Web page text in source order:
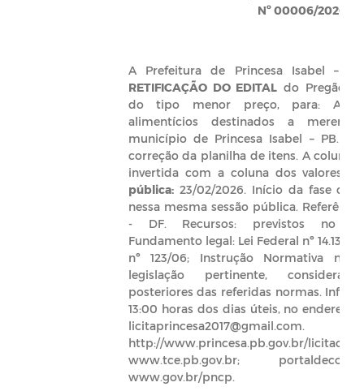
Nº 00006/2026
A Prefeitura de Princesa Isabel –
RETIFICAÇÃO DO EDITAL do Pregão
do tipo menor preço, para:
alimentícios destinados a
município de Princesa Isabel – PB.
correção da planilha de itens. A coluna
invertida com a coluna dos valores.
pública:23/02/2026. Início da fase de
nessa mesma sessão pública.
- DF. Recursos: previstos no
Fundamento legal: Lei Federal nº 14.133/
nº 123/06; Instrução Normativa nº
legislação pertinente,
posteriores das referidas normas.
13:00 horas dos dias úteis, no endereço
http://www.princesa.pb.gov.br/licitacoes;
www.tce.pb.gov.br;
www.gov.br/pncp.